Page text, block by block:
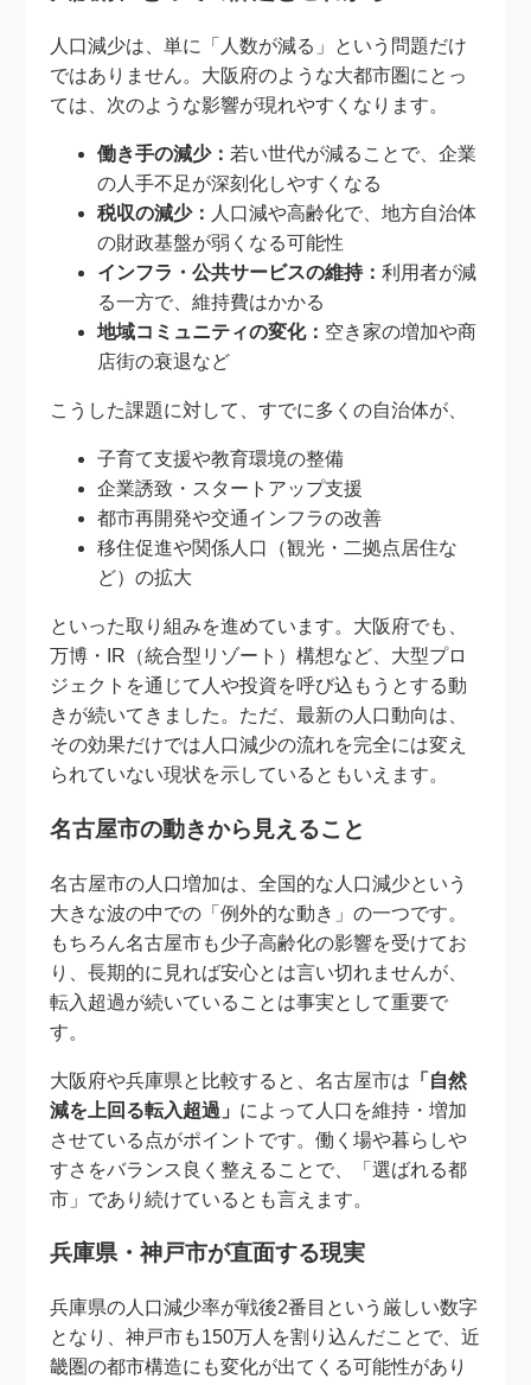
人口減少は、単に「人数が減る」という問題だけ
ではありません。大阪府のような大都市圏にとっ
ては、次のような影響が現れやすくなります。
働き手の減少： 若い世代が減ることで、企業
の人手不足が深刻化しやすくなる
税収の減少： 人口減や高齢化で、地方自治体
の財政基盤が弱くなる可能性
インフラ・公共サービスの維持：利用者が減
る一方で、維持費はかかる
地域コミュニティの変化： 空き家の増加や商
店街の衰退など
こうした課題に対して、すでに多くの自治体が、
子育て支援や教育環境の整備
企業誘致・スタートアップ支援
都市再開発や交通インフラの改善
移住促進や関係人口（観光・二拠点居住な
ど）の拡大
といった取り組みを進めています。大阪府でも、
万博・IR（統合型リゾート）構想など、大型プロ
ジェクトを通じて人や投資を呼び込もうとする動
きが続いてきました。ただ、最新の人口動向は、
その効果だけでは人口減少の流れを完全には変え
られていない現状を示しているともいえます。
名古屋市の動きから見えること
名古屋市の人口増加は、全国的な人口減少という
大きな波の中での「例外的な動き」の一つです。
もちろん名古屋市も少子高齢化の影響を受けてお
り、長期的に見れば安心とは言い切れませんが、
転入超過が続いていることは事実として重要で
す。
大阪府や兵庫県と比較すると、名古屋市は 「自然
減を上回る転入超過」 によって人口を維持・増加
させている点がポイントです。働く場や暮らしや
すさをバランス良く整えることで、「選ばれる都
市」であり続けているとも言えます。
兵庫県・神戸市が直面する現実
兵庫県の人口減少率が戦後2番目という厳しい数字
となり、神戸市も150万人を割り込んだことで、近
畿圏の都市構造にも変化が出てくる可能性があり